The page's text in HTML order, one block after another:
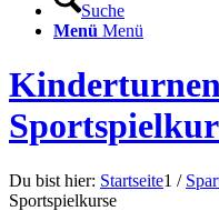
Suche
Menü Menü
Du bist hier: Startseite1 /
Sportspielkurse